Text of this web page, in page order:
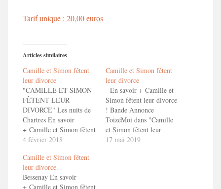
Tarif unique : 20,00 euros
Articles similaires
Camille et Simon fêtent
leur divorce
"CAMILLE ET SIMON
FÊTENT LEUR
DIVORCE" Les nuits de
Chartres En savoir
+ Camille et Simon fêtent
leur divorce ! Bande
"Camille et Simon fêtent
leur divorce"
4 février 2018
Camille et Simon fêtent
leur divorce
En savoir + Camille et
Simon fêtent leur divorce
! Bande Annonce
ToizéMoi dans "Camille
et Simon fêtent leur
divorce"
17 mai 2019
Camille et Simon fêtent
leur divorce.
Bessenay En savoir
+ Camille et Simon fêtent